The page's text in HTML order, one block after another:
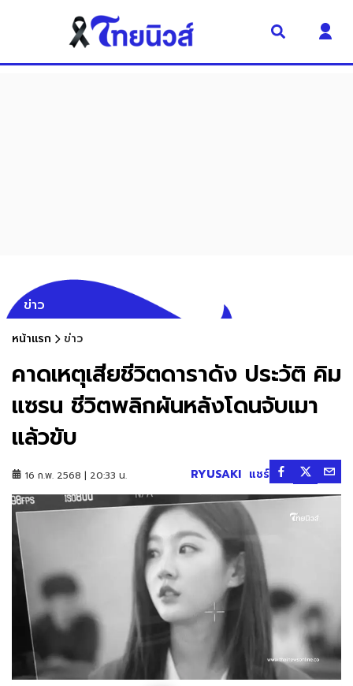
ข่าว
หน้าแรก ข่าว
คาดเหตุเสียชีวิตดาราดัง ประวัติ คิม
แซรน ชีวิตพลิกผันหลังโดนจับเมา
แล้วขับ
16 ก.พ. 2568 | 20:33 น. RYUSAKI แชร์